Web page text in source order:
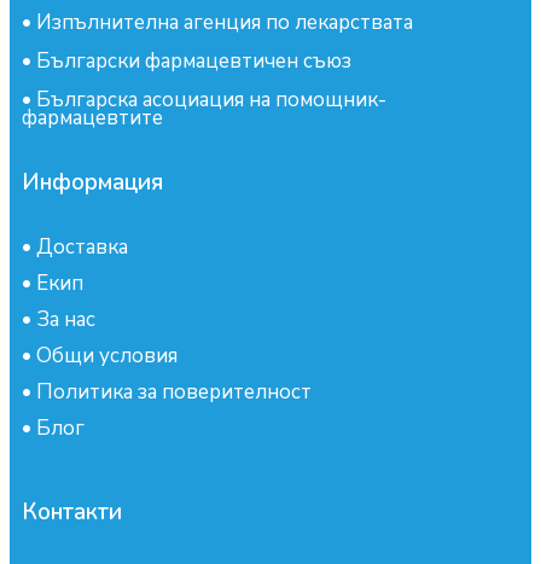
• Изпълнителна агенция по лекарствата
• Български фармацевтичен съюз
• Българска асоциация на помощник-
фармацевтите
Информация
• Доставка
• Екип
• За нас
• Общи условия
• Политика за поверителност
• Блог
Контакти